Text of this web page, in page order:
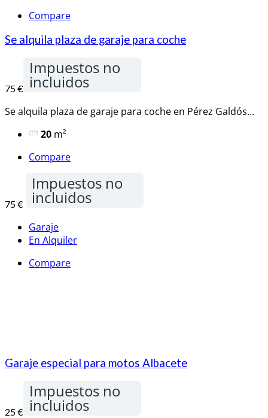
Compare
Se alquila plaza de garaje para coche
75 €
Impuestos no
incluidos
Se alquila plaza de garaje para coche en Pérez Galdós...
20 m²
Compare
75 €
Impuestos no
incluidos
Garaje
En Alquiler
Compare
Garaje especial para motos Albacete
25 €
Impuestos no
incluidos